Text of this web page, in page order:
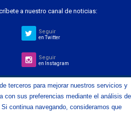
a nuestro canal de noticias:
Seguir
en Twitter
Seguir
en Instagram
de Empresarios de la Provincia de
terceros para mejorar nuestros servicios y
con sus preferencias mediante el análisis de
continua navegando, consideramos que